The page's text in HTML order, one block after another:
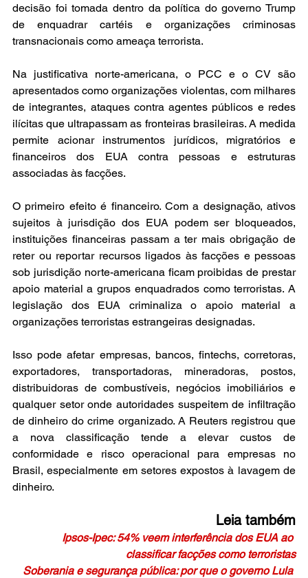
decisão foi tomada dentro da política do governo Trump
de enquadrar cartéis e organizações criminosas
transnacionais como ameaça terrorista.
Na justificativa norte-americana, o PCC e o CV são
apresentados como organizações violentas, com milhares
de integrantes, ataques contra agentes públicos e redes
ilícitas que ultrapassam as fronteiras brasileiras. A medida
permite acionar instrumentos jurídicos, migratórios e
financeiros dos EUA contra pessoas e estruturas
associadas às facções.
O primeiro efeito é financeiro. Com a designação, ativos
sujeitos à jurisdição dos EUA podem ser bloqueados,
instituições financeiras passam a ter mais obrigação de
reter ou reportar recursos ligados às facções e pessoas
sob jurisdição norte-americana ficam proibidas de prestar
apoio material a grupos enquadrados como terroristas. A
legislação dos EUA criminaliza o apoio material a
organizações terroristas estrangeiras designadas.
Isso pode afetar empresas, bancos, fintechs, corretoras,
exportadores, transportadoras, mineradoras, postos,
distribuidoras de combustíveis, negócios imobiliários e
qualquer setor onde autoridades suspeitem de infiltração
de dinheiro do crime organizado. A Reuters registrou que
a nova classificação tende a elevar custos de
conformidade e risco operacional para empresas no
Brasil, especialmente em setores expostos à lavagem de
dinheiro.
Leia também
Ipsos-Ipec: 54% veem interferência dos EUA ao
classificar facções como terroristas
Soberania e segurança pública: por que o governo Lula